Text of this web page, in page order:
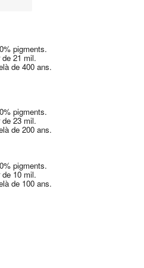
pigments.
21 mil.
de 400 ans.
pigments.
23 mil.
de 200 ans.
pigments.
10 mil.
de 100 ans.